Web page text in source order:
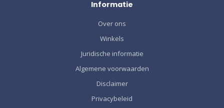
Informatie
Over ons
Winkels
Juridische informatie
Algemene voorwaarden
Disclaimer
Privacybeleid